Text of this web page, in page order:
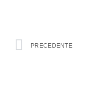
PRECEDENTE